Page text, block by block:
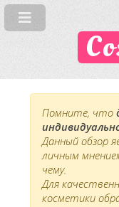
Помните, что
Данный обзор
личным
чему.
Для
косметики